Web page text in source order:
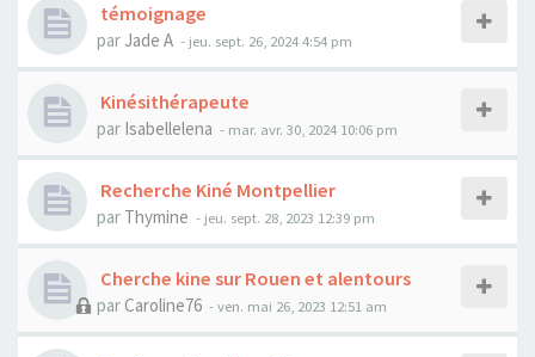
témoignage
par Jade A - jeu. sept. 26, 2024 4:54 pm
Kinésithérapeute
par Isabellelena - mar. avr. 30, 2024 10:06 pm
Recherche Kiné Montpellier
par Thymine - jeu. sept. 28, 2023 12:39 pm
Cherche kine sur Rouen et alentours
par Caroline76 - ven. mai 26, 2023 12:51 am